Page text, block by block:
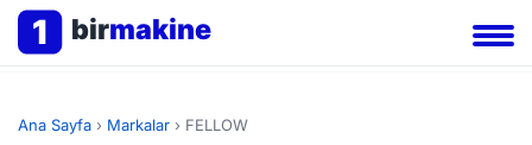
1 birmakine
Ana Sayfa › Markalar › FELLOW